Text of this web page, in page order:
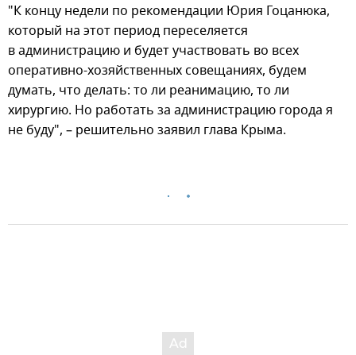
"К концу недели по рекомендации Юрия Гоцанюка,
который на этот период переселяется
в администрацию и будет участвовать во всех
оперативно-хозяйственных совещаниях, будем
думать, что делать: то ли реанимацию, то ли
хирургию. Но работать за администрацию города я
не буду", – решительно заявил глава Крыма.